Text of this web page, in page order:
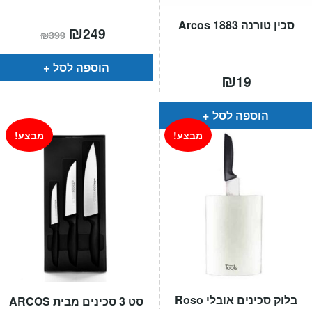
₪399 המחיר
המקורי
היה:
₪399.
₪249
הוא:
הוספה לסל
סכין טורנה 1883 Arcos
₪19
הוספה לסל
סט 3 סכינים מבית ARCOS
מבצע!
בלוק סכינים אובלי Roso
מבצע!